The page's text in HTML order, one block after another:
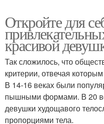
Откройте для
красивой
Так сложилось, что
критерии, отвечая
В 14-16 веках были
пышными формами. В 20
девушки худощавого
пропорциями тела.